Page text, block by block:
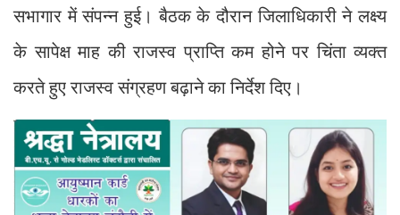
सभागार में संपन्न हुई। बैठक के दौरान जिलाधिकारी ने लक्ष्य
के सापेक्ष माह की राजस्व प्राप्ति कम होने पर चिंता व्यक्त
करते हुए राजस्व संग्रहण बढ़ाने का निर्देश दिए।